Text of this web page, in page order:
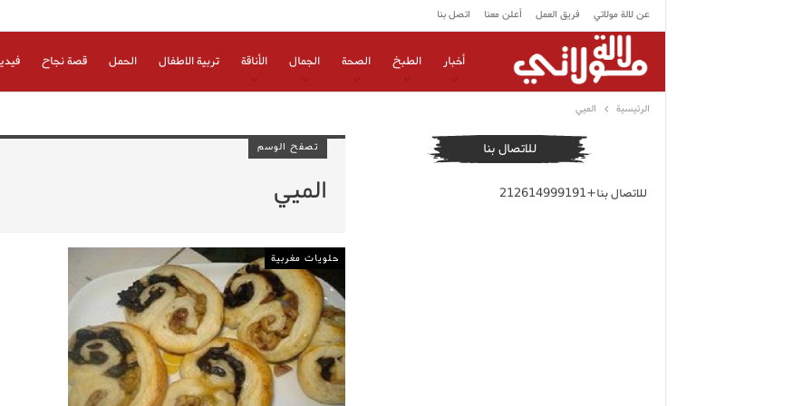
عن لالة مولاتي فريق العمل أعلن معنا اتصل بنا
أخبار الطبخ الصحة الجمال الأناقة تربية الاطفال الحمل قصة نجاح
الرئيسية الميي
تصفح الوسم
الميي
حلويات مغربية
للاتصال بنا
للاتصال بنا+212614999191